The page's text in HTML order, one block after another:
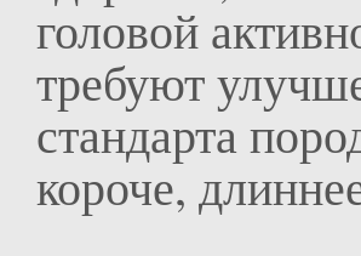
головой
требуют
стандарта
короче,